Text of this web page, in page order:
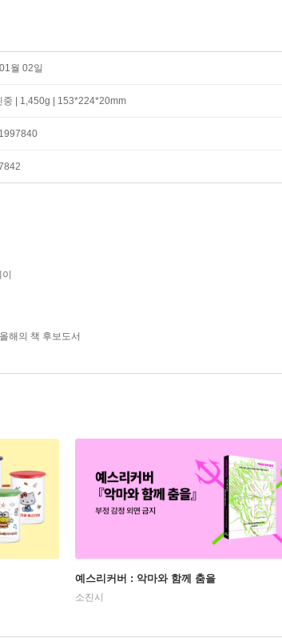
월 02일
중 | 1,450g | 153*224*20mm
해의 책 후보도서
예스리커버 : 악마와 함께 춤을
소진시